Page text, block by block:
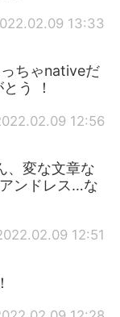
13:33
ちゃnativeだ
う ！
12:56
、変な文章な
ンドレス…な
12:51